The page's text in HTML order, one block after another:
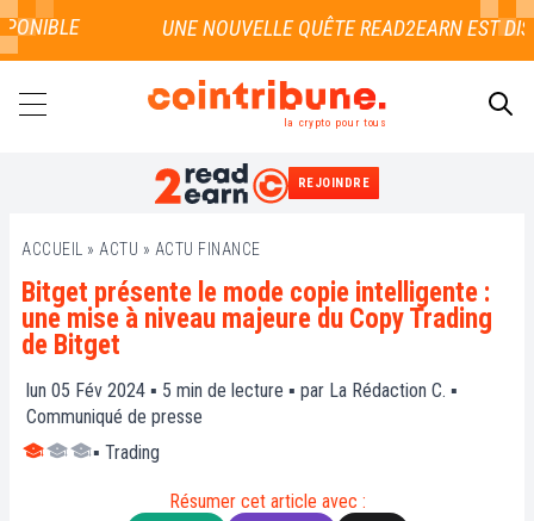
la crypto pour tous
REJOINDRE
ACCUEIL » ACTU » ACTU FINANCE
Bitget présente le mode copie intelligente :
une mise à niveau majeure du Copy Trading
de Bitget
lun 05 Fév 2024 ▪ 5 min de lecture ▪ par La Rédaction C. ▪
Communiqué de presse
▪ Trading
Résumer cet article avec :